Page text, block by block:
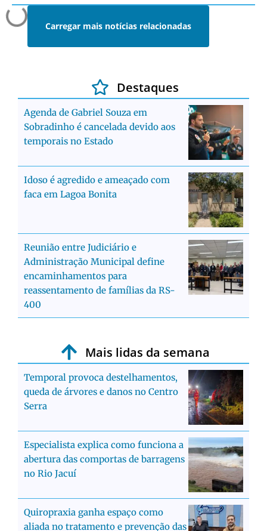
Carregar mais notícias relacionadas
Destaques
Agenda de Gabriel Souza em
Sobradinho é cancelada devido aos
temporais no Estado
Idoso é agredido e ameaçado com
faca em Lagoa Bonita
Reunião entre Judiciário e
Administração Municipal define
encaminhamentos para
reassentamento de famílias da RS-
400
Mais lidas da semana
Temporal provoca destelhamentos,
queda de árvores e danos no Centro
Serra
Especialista explica como funciona a
abertura das comportas de barragens
no Rio Jacuí
Quiropraxia ganha espaço como
aliada no tratamento e prevenção das